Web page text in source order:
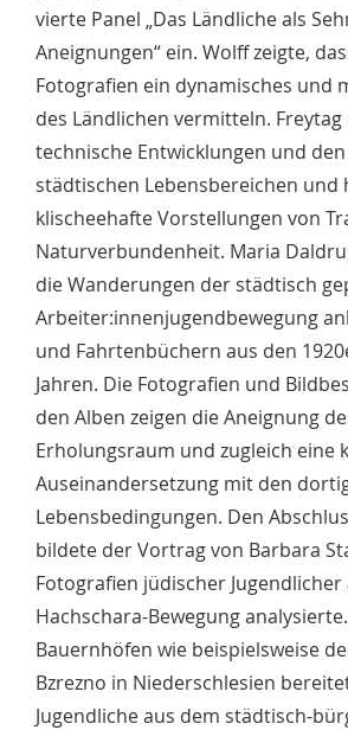
vierte Panel „Das Ländliche als
Aneignungen“ ein. Wolff zeigte,
Fotografien ein dynamisches und
des Ländlichen vermitteln.
technische Entwicklungen und
städtischen Lebensbereichen
klischeehafte Vorstellungen von
Naturverbundenheit. Maria
die Wanderungen der städtisch
Arbeiter:innenjugendbewegung
und Fahrtenbüchern aus den
Jahren. Die Fotografien und
den Alben zeigen die Aneignung
Erholungsraum und zugleich eine
Auseinandersetzung mit den
Lebensbedingungen. Den
bildete der Vortrag von Barbara
Fotografien jüdischer Jugendlicher
Hachschara-Bewegung
Bauernhöfen wie beispielsweise
Bzrezno in Niederschlesien
Jugendliche aus dem städtisch-